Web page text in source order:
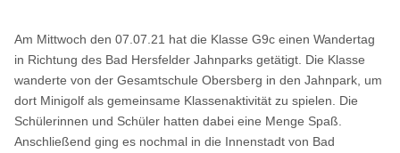
Am Mittwoch den 07.07.21 hat die Klasse G9c einen Wandertag
in Richtung des Bad Hersfelder Jahnparks getätigt. Die Klasse
wanderte von der Gesamtschule Obersberg in den Jahnpark, um
dort Minigolf als gemeinsame Klassenaktivität zu spielen. Die
Schülerinnen und Schüler hatten dabei eine Menge Spaß.
Anschließend ging es nochmal in die Innenstadt von Bad